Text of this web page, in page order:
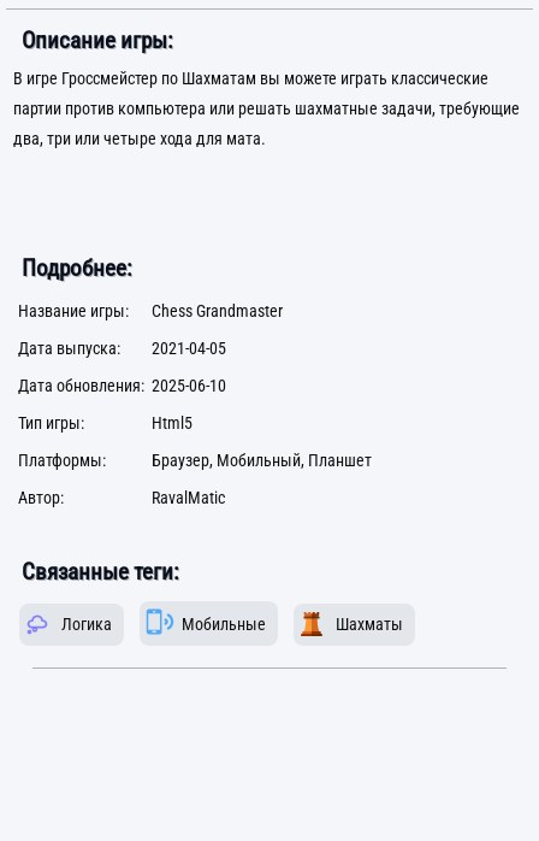
Описание игры:
В игре Гроссмейстер по Шахматам вы можете играть классические
партии против компьютера или решать шахматные задачи, требующие
два, три или четыре хода для мата.
Подробнее:
Название игры:
Chess Grandmaster
Дата выпуска:
2021-04-05
Дата обновления: 2025-06-10
Тип игры:
Html5
Платформы:
Браузер, Мобильный, Планшет
Автор:
RavalMatic
Связанные теги:
Логика Мобильные Шахматы